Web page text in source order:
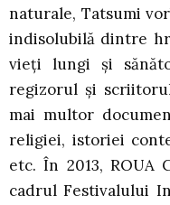
naturale, Tatsumi
indisolubilă dintre
vieţi lungi şi
regizorul şi
mai multor
religiei, istoriei
etc. În 2013, ROUA
cadrul Festivalului